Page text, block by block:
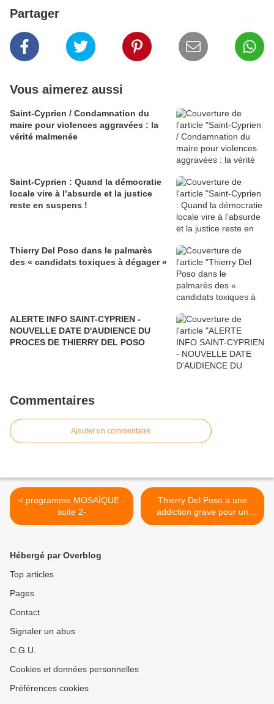
Partager
Vous aimerez aussi
Saint-Cyprien / Condamnation du
maire pour violences aggravées : la
vérité malmenée
Saint-Cyprien : Quand la démocratie
locale vire à l’absurde et la justice
reste en suspens !
Thierry Del Poso dans le palmarès
des « candidats toxiques à dégager »
ALERTE INFO SAINT-CYPRIEN -
NOUVELLE DATE D'AUDIENCE DU
PROCES DE THIERRY DEL POSO
Commentaires
Ajouter un commentaire
< programme MOSAÏQUE -
suite 2-
Thierry Del Poso a une
addiction grave pour un
homme public : le plaisir
Hébergé par Overblog
Top articles
Pages
Contact
Signaler un abus
C.G.U.
Cookies et données personnelles
Préférences cookies